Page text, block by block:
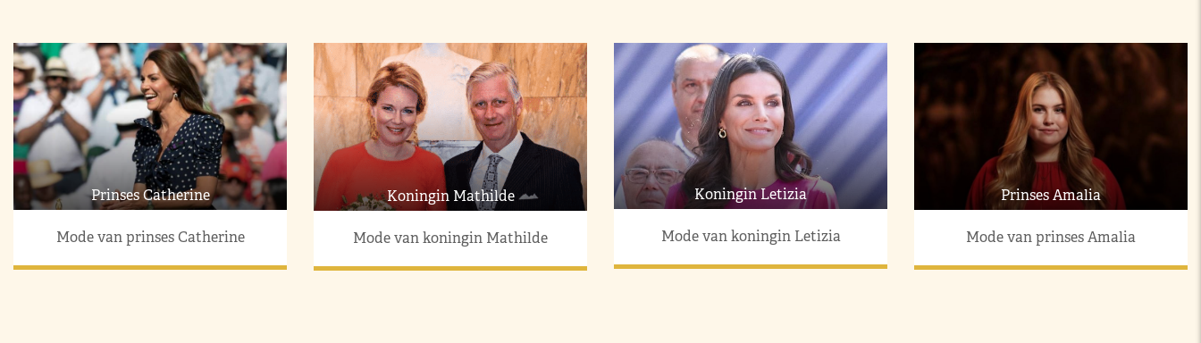
Prinses Catherine
Mode van prinses Catherine
Koningin Mathilde
Mode van koningin Mathilde
Koningin Letizia
Mode van koningin Letizia
Prinses Amalia
Mode van prinses Amalia